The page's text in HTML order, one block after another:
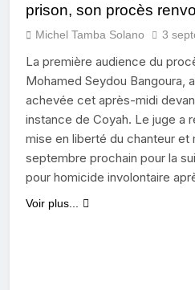
prison, son procès
Michel Tamba Solano 3
La première audience du
Mohamed Seydou Bangoura,
achevée cet après-midi
instance de Coyah. Le juge a
mise en liberté du chanteur et
septembre prochain pour la
pour homicide involontaire
Voir plus...